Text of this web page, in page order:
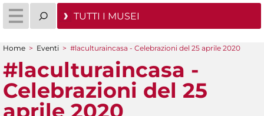
TUTTI I MUSEI
Tu sei qui
Home > Eventi > #laculturaincasa - Celebrazioni del 25 aprile 2020
#laculturaincasa -
Celebrazioni del 25